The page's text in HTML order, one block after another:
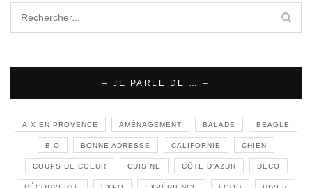
– JE PARLE DE … –
AIX EN PROVENCE AMÉNAGEMENT BALADE BEAGLE
BIO BONNE ADRESSE CALIFORNIE CHIEN
COUPS DE COEUR CUISINE CÔTE D'AZUR DÉCO